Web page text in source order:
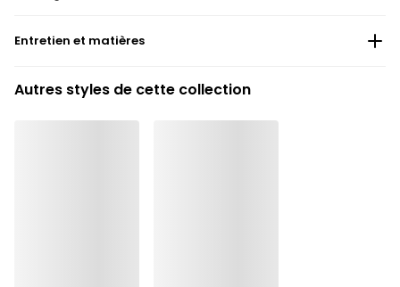
Entretien et matières
Lavage professionnel exclu
Séchage à la machine exclu
Autres styles de cette collection